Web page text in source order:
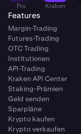
Pro Kraken
Features
Margin-Trading
Futures-Trading
OTC Trading
Institutionen
API-Trading
Kraken API Center
Staking-Prämien
Geld senden
Sparpläne
Krypto kaufen
Krypto verkaufen